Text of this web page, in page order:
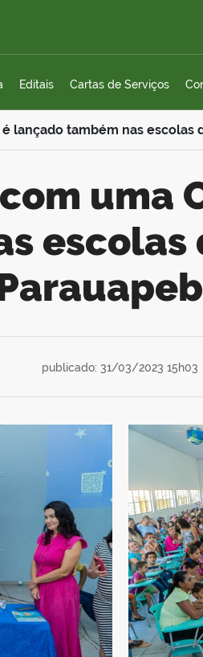
Editais Cartas de Serviços
lançado também nas escolas
escolas
publicado: 31/03/2023 15h03